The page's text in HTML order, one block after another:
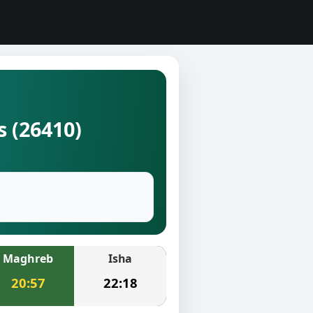
(26410)
Maghreb
20:57
Isha
22:18